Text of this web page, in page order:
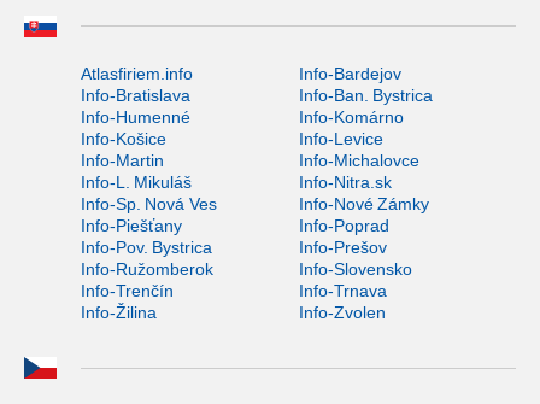
Atlasfiriem.info
Info-Bardejov
Info-Bratislava
Info-Ban. Bystrica
Info-Humenné
Info-Komárno
Info-Košice
Info-Levice
Info-Martin
Info-Michalovce
Info-L. Mikuláš
Info-Nitra.sk
Info-Sp. Nová Ves
Info-Nové Zámky
Info-Piešťany
Info-Poprad
Info-Pov. Bystrica
Info-Prešov
Info-Ružomberok
Info-Slovensko
Info-Trenčín
Info-Trnava
Info-Žilina
Info-Zvolen